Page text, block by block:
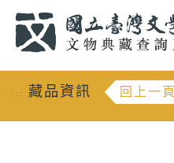
::: 藏品資訊 回上一頁